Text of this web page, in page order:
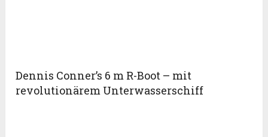
Dennis Conner’s 6 m R-Boot – mit
revolutionärem Unterwasserschiff